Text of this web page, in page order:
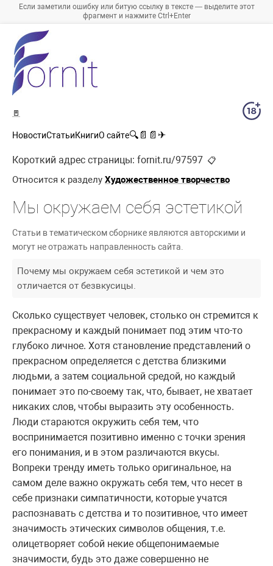
Если заметили ошибку или битую ссылку в тексте — выделите этот
фрагмент и нажмите Ctrl+Enter
🚪
НовостиСтатьиКнигиО сайте🔍 📄 📄 ✈
Короткий адрес страницы: fornit.ru/97597 📋
Относится к разделу Художественное творчество
Мы окружаем себя эстетикой
Статьи в тематическом сборнике являются авторскими и
могут не отражать направленность сайта.
Почему мы окружаем себя эстетикой и чем это
отличается от безвкусицы.
Сколько существует человек, столько он стремится к
прекрасному и каждый понимает под этим что-то
глубоко личное. Хотя становление представлений о
прекрасном определяется с детства близкими
людьми, а затем социальной средой, но каждый
понимает это по-своему так, что, бывает, не хватает
никаких слов, чтобы выразить эту особенность.
Люди стараются окружить себя тем, что
воспринимается позитивно именно с точки зрения
его понимания, и в этом различаются вкусы.
Вопреки тренду иметь только оригинальное, на
самом деле важно окружать себя тем, что несет в
себе признаки симпатичности, которые учатся
распознавать с детства и то позитивное, что имеет
значимость этических символов общения, т.е.
олицетворяет собой некие общепонимаемые
значимости, будь это даже совершенно не